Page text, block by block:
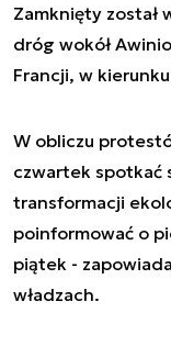
Zamknięty został
dróg wokół
Francji, w
W obliczu
czwartek spotkać
transformacji
poinformować o
piątek -
władzach.